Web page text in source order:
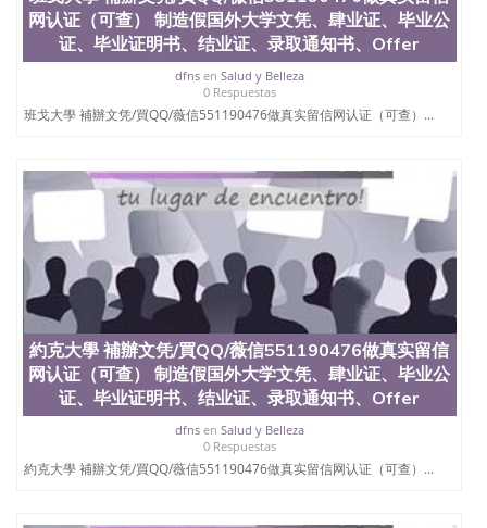
料； 5、等待结果，完成结果书留服直接邮寄给客户
6、客户确认收到结果，付余款。 我们对海外大学及
学院的毕业证成绩单所使用的材料，尺寸大小，防伪
结构（包括：水印，阴影底纹，钢印LOGO烫金烫
银，LOGO烫金烫银复合重叠。 文字图案浮雕，激光
镭射，紫外荧光，温感，复印防伪）都有原版本文凭
各大院校的（毕业证，成绩单，资格证，学生卡，结
业证，录取通知书，在读证明等相关材料）的版本更
新信息， 能够在时间掌握的海外学历文凭的样版，尺
寸大小，纸张材质，防伪技术等等，并在时间收集到
原版实物，以求达到客户的需求。 我们的优势： 我
们在保证合理定价的同时，坚持较高性价比，通过品
质和效率不断优化，为您倾情诠释什么是高性价比。
咨询顾问：Sam q/微信:551190476 Q/微
信:551190476办理毕业证成绩单、教育部认证,录取通
知书，雅思，留学回国证明.
公司专业制作、办理、仿制、成绩单文凭、改成绩、
教育部学历学位认证、毕业证、成绩单、文凭、学历
文凭、假文凭假毕业证假学历书制作、假制作、办
理、仿制学位证书、毕业证文凭、文凭毕业证、毕业
证认证、留服认证、使馆认证、使馆证明、使馆留学
网认证（可查） 制造假国外大学文凭、肆业证、毕业公
证、毕业证明书、结业证、录取通知书、Offer
dfnsen Salud y Belleza
0 Respuestas
班戈大學 補辦文凭/買QQ/薇信551190476做真实留信网认证（可查）...
約克大學 補辦文凭/買QQ/薇信551190476做真实留信
网认证（可查） 制造假国外大学文凭、肆业证、毕业公
证、毕业证明书、结业证、录取通知书、Offer
dfnsen Salud y Belleza
0 Respuestas
約克大學 補辦文凭/買QQ/薇信551190476做真实留信网认证（可查）...